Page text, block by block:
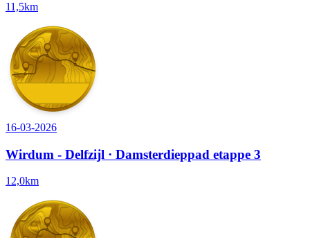
11,5km
16-03-2026
Wirdum - Delfzijl · Damsterdieppad etappe 3
12,0km